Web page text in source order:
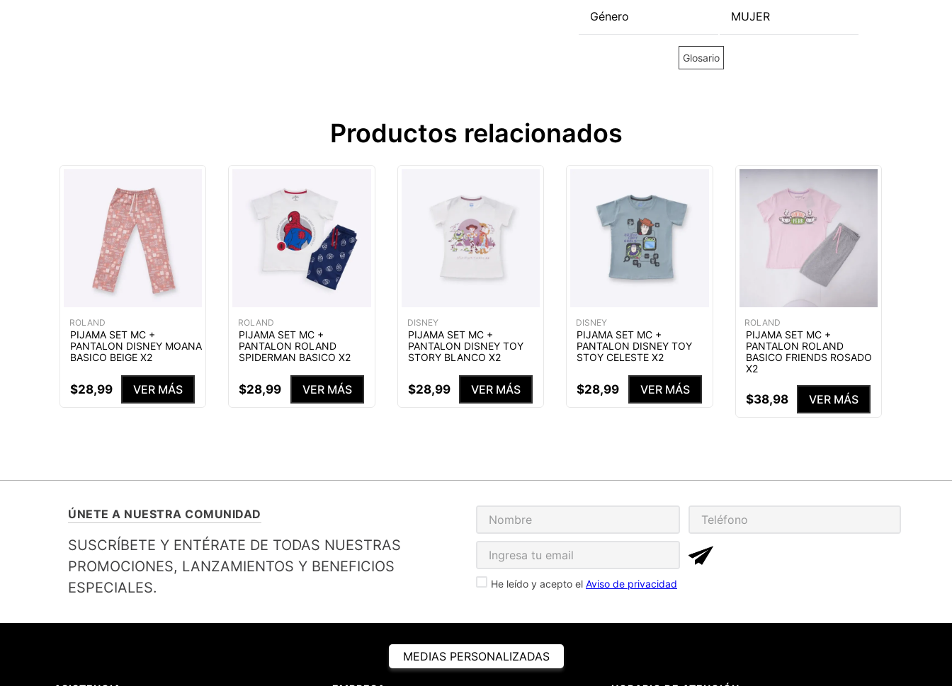
Género MUJER
Glosario
Productos relacionados
ROLAND
PIJAMA SET MC +
PANTALON DISNEY MOANA
BASICO BEIGE X2
$28,99 VER MÁS
ROLAND
PIJAMA SET MC +
PANTALON ROLAND
SPIDERMAN BASICO X2
$28,99 VER MÁS
DISNEY
PIJAMA SET MC +
PANTALON DISNEY TOY
STORY BLANCO X2
$28,99 VER MÁS
DISNEY
PIJAMA SET MC +
PANTALON DISNEY TOY
STOY CELESTE X2
$28,99 VER MÁS
ROLAND
PIJAMA SET MC +
PANTALON ROLAND
BASICO FRIENDS ROSADO
X2
$38,98 VER MÁS
ÚNETE A NUESTRA COMUNIDAD
SUSCRÍBETE Y ENTÉRATE DE TODAS NUESTRAS
PROMOCIONES, LANZAMIENTOS Y BENEFICIOS
ESPECIALES.
He leído y acepto el Aviso de privacidad
MEDIAS PERSONALIZADAS